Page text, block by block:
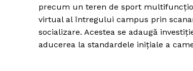
precum un teren de sport
virtual al întregului campus prin
socializare. Acestea se adaugă
aducerea la standardele inițiale a